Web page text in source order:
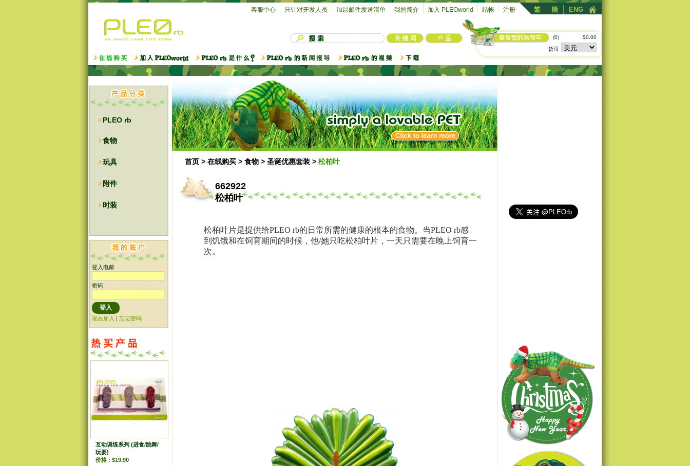
客服中心 只针对开发人员 加以邮件发送清单 我的简介 加入 PLEOworld 结帐 注册 繁 簡 ENG
(0) $0.00
货币
PLEO rb
食物
玩具
附件
时装
登入电邮
密码
现在加入 | 忘记密码
互动训练系列 (进食/跳舞/
玩耍)
价格 : $19.90
首页> 在线购买> 食物> 圣诞优惠套装> 松柏叶
662922
松柏叶
松柏叶片是提供给PLEO rb的日常所需的健康的根本的食物。当PLEO rb感
到饥饿和在饲育期间的时候，他/她只吃松柏叶片，一天只需要在晚上饲育一
次。